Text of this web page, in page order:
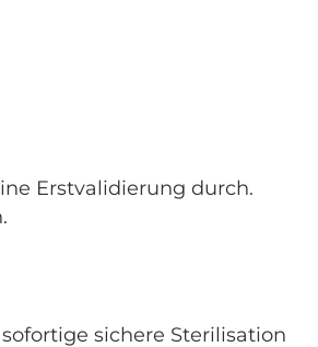
Erstvalidierung durch.
sichere Sterilisation